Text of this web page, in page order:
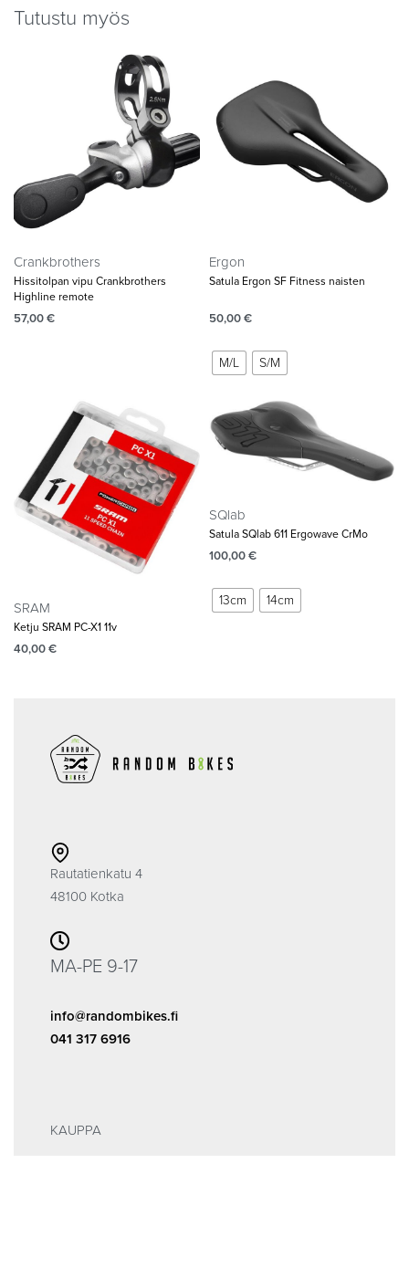
Tutustu myös
Crankbrothers
Hissitolpan vipu Crankbrothers
Highline remote
57,00€
Ergon
Satula Ergon SF Fitness naisten
50,00€
M/L S/M
SRAM
Ketju SRAM PC-X1 11v
40,00€
SQlab
Satula SQlab 611 Ergowave CrMo
100,00€
13cm 14cm
Rautatienkatu 4
48100 Kotka
MA-PE 9-17
info@randombikes.fi
041 317 6916
KAUPPA